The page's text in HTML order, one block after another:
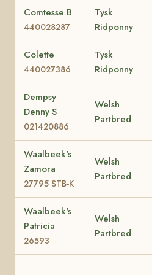
Comtesse B
440028287
Tysk
Ridponny
Colette
440027386
Tysk
Ridponny
Dempsy
Denny S
021420886
Welsh
Partbred
Waalbeek's
Zamora
27795 STB-K
Welsh
Partbred
Waalbeek's
Patricia
26593
Welsh
Partbred